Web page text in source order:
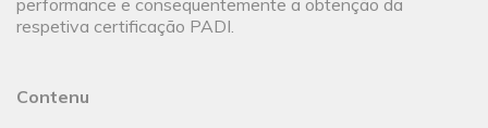
performance e consequentemente a obtenção da
respetiva certificação PADI.
Contenu